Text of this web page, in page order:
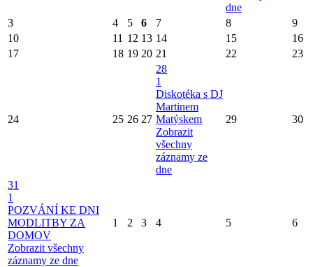
dne
3 4 5 6 7 8
9
10
11 12 13 14 15
16
17
18 19 20 21 22 23
24 25 26 27
28
1
Diskotéka s DJ
Martinem
Matýskem
Zobrazit
všechny
záznamy ze
dne
29 30
31
1
POZVÁNÍ KE DNI
MODLITBY ZA
DOMOV
Zobrazit všechny
záznamy ze dne
1 2 3 4 5 6